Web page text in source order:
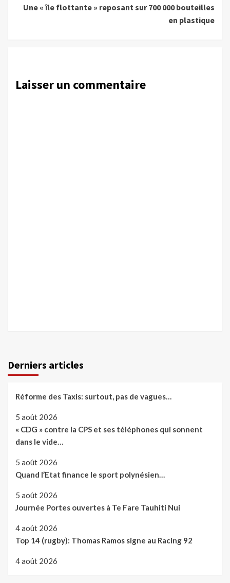
Une « île flottante » reposant sur 700 000 bouteilles
en plastique
Laisser un commentaire
Derniers articles
Réforme des Taxis: surtout, pas de vagues…
5 août 2026
« CDG » contre la CPS et ses téléphones qui sonnent
dans le vide…
5 août 2026
Quand l’Etat finance le sport polynésien…
5 août 2026
Journée Portes ouvertes à Te Fare Tauhiti Nui
4 août 2026
Top 14 (rugby): Thomas Ramos signe au Racing 92
4 août 2026